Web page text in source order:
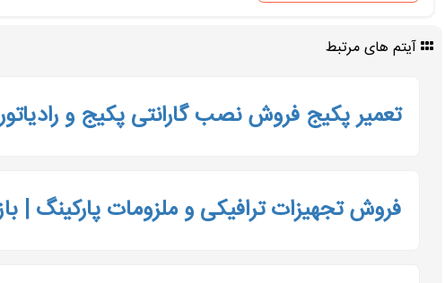
آیتم های مرتبط
تعمیر پکیج فروش نصب گارانتی پکیج و رادیاتور
فروش تجهیزات ترافیکی و ملزومات پارکینگ |